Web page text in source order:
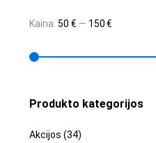
Kaina: 50 € — 150 €
Produkto kategorijos
Akcijos (34)